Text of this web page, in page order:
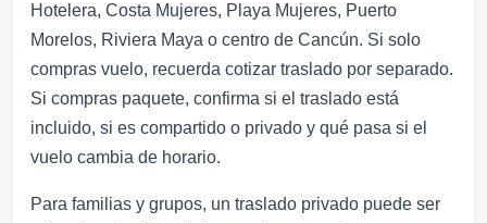
Hotelera, Costa Mujeres, Playa Mujeres, Puerto
Morelos, Riviera Maya o centro de Cancún. Si solo
compras vuelo, recuerda cotizar traslado por separado.
Si compras paquete, confirma si el traslado está
incluido, si es compartido o privado y qué pasa si el
vuelo cambia de horario.
Para familias y grupos, un traslado privado puede ser